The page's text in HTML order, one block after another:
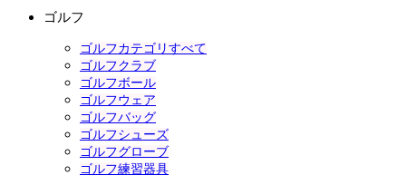
ゴルフ
ゴルフカテゴリすべて
ゴルフクラブ
ゴルフボール
ゴルフウェア
ゴルフバッグ
ゴルフシューズ
ゴルフグローブ
ゴルフ練習器具